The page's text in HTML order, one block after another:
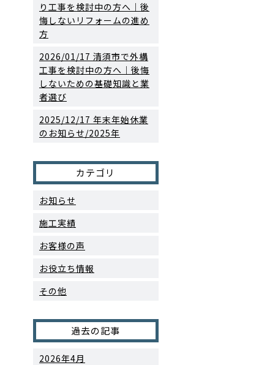
り工事を検討中の方へ｜後
悔しないリフォームの進め
方
2026/01/17 清須市で外構
工事を検討中の方へ｜後悔
しないための基礎知識と業
者選び
2025/12/17 年末年始休業
のお知らせ/2025年
カテゴリ
お知らせ
施工実績
お客様の声
お役立ち情報
その他
過去の記事
2026年4月